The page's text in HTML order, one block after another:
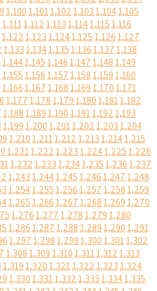
1,1001,1011,1021,1031,1041,105
1,1111,1121,1131,1141,1151,116
1,1221,1231,1241,1251,1261,127
1,1331,1341,1351,1361,1371,138
1,1441,1451,1461,1471,1481,149
1,1551,1561,1571,1581,1591,160
1,1661,1671,1681,1691,1701,171
1,1771,1781,1791,1801,1811,182
1,1881,1891,1901,1911,1921,193
1,1991,2001,2011,2021,2031,204
1,2101,2111,2121,2131,2141,215
1,2211,2221,2231,2241,2251,226
1,2321,2331,2341,2351,2361,237
1,2431,2441,2451,2461,2471,248
1,2541,2551,2561,2571,2581,259
1,2651,2661,2671,2681,2691,270
1,2761,2771,2781,2791,280
1,2861,2871,2881,2891,2901,291
1,2971,2981,2991,3001,3011,302
1,3081,3091,3101,3111,3121,313
1,3191,3201,3211,3221,3231,324
1,3301,3311,3321,3331,3341,335